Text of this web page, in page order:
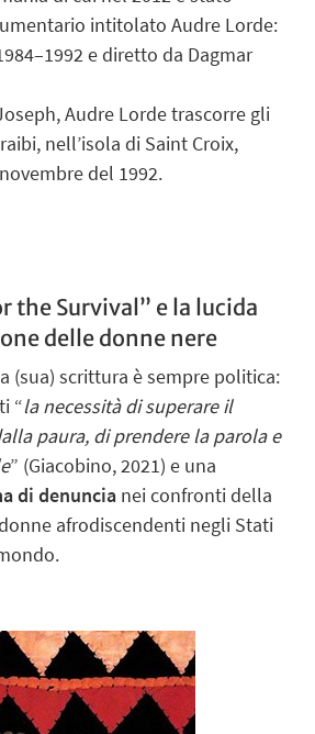
intitolato Audre Lorde:
e diretto da Dagmar
Audre Lorde trascorre gli
nell’isola di Saint Croix,
del 1992.
the Survival” e la lucida
delle donne nere
(sua) scrittura è sempre politica:
“la necessità di superare il
paura, di prendere la parola e
” (Giacobino, 2021) e una
di denuncia nei confronti della
afrodiscendenti negli Stati